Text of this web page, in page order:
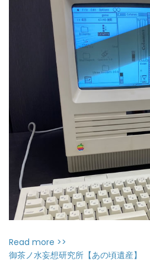
Read more >>
御茶ノ水妄想研究所【あの頃遺産】